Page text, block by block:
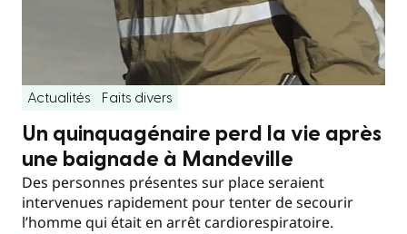
Actualités Faits divers
Un quinquagénaire perd la vie après
une baignade à Mandeville
Des personnes présentes sur place seraient
intervenues rapidement pour tenter de secourir
l’homme qui était en arrêt cardiorespiratoire.